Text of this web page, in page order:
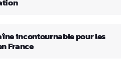
incontournable pour les
France